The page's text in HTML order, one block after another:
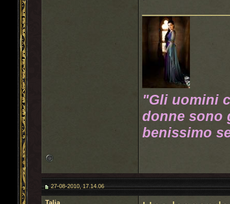
"Gli uomini
donne sono
benissimo
27-08-2010, 17.14.06